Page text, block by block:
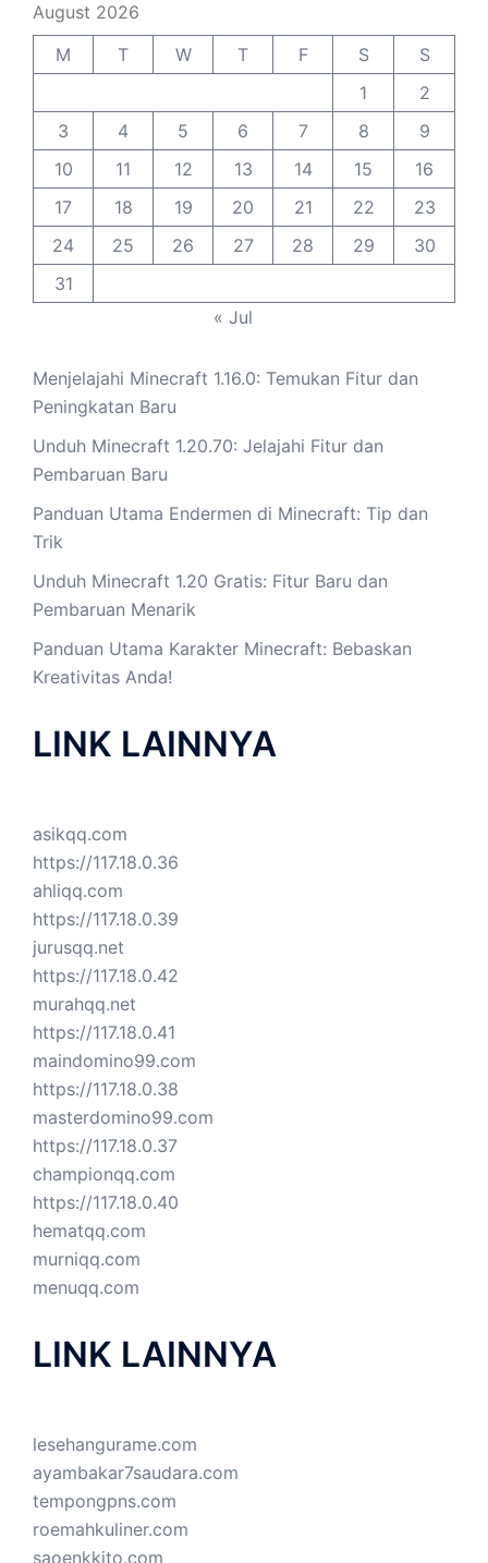
August 2026
M
T W T F S
S
1
2
3
4 5 6 7 8
9
10
11 12 13 14 15
16
17
18 19 20 21 22
23
24
25 26 27 28 29
30
31
« Jul
Menjelajahi Minecraft 1.16.0: Temukan Fitur dan
Peningkatan Baru
Unduh Minecraft 1.20.70: Jelajahi Fitur dan
Pembaruan Baru
Panduan Utama Endermen di Minecraft: Tip dan
Trik
Unduh Minecraft 1.20 Gratis: Fitur Baru dan
Pembaruan Menarik
Panduan Utama Karakter Minecraft: Bebaskan
Kreativitas Anda!
LINK LAINNYA
asikqq.com
https://117.18.0.36
ahliqq.com
https://117.18.0.39
jurusqq.net
https://117.18.0.42
murahqq.net
https://117.18.0.41
maindomino99.com
https://117.18.0.38
masterdomino99.com
https://117.18.0.37
championqq.com
https://117.18.0.40
hematqq.com
murniqq.com
menuqq.com
LINK LAINNYA
lesehangurame.com
ayambakar7saudara.com
tempongpns.com
roemahkuliner.com
saoenkkito.com